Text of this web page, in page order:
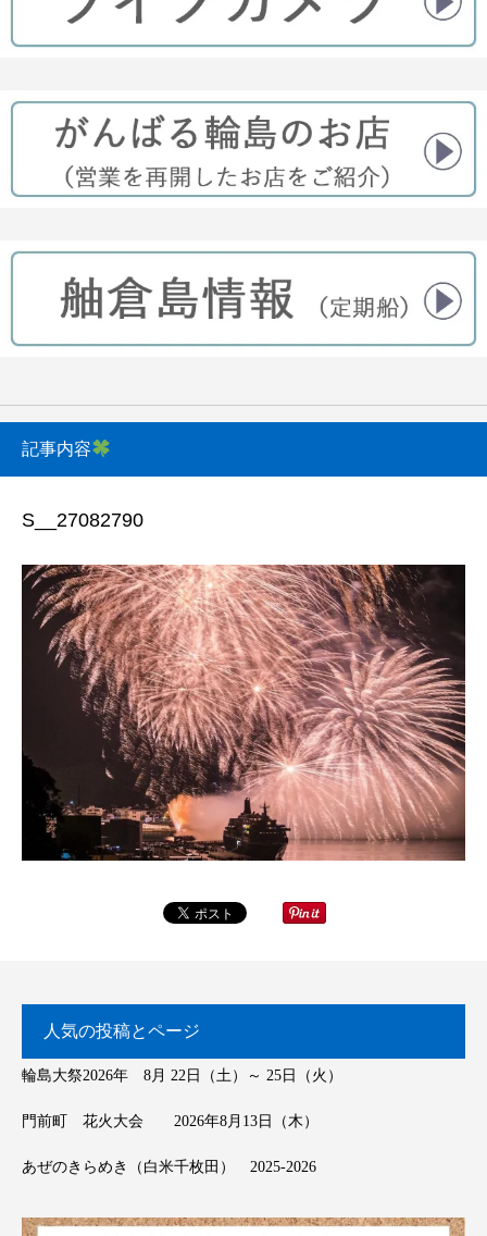
記事内容
S__27082790
人気の投稿とページ
輪島大祭2026年 8月 22日（土）～ 25日（火）
門前町 花火大会 2026年8月13日（木）
あぜのきらめき（白米千枚田） 2025-2026